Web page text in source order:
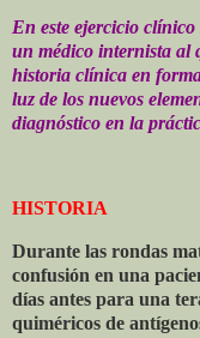
En este ejercicio clínico
un médico internista al
historia clínica en
luz de los nuevos
diagnóstico en la
HISTORIA
Durante las rondas
confusión en una
días antes para una
quiméricos de